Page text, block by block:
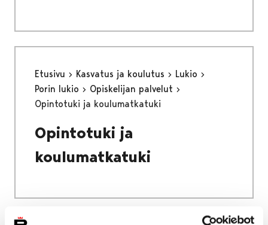
Etusivu Kasvatus ja koulutus
Lukio
Porin lukio
Opiskelijan palvelut
Opintotuki ja koulumatkatuki
Opintotuki ja
koulumatkatuki